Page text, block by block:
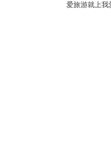
爱旅游就上我